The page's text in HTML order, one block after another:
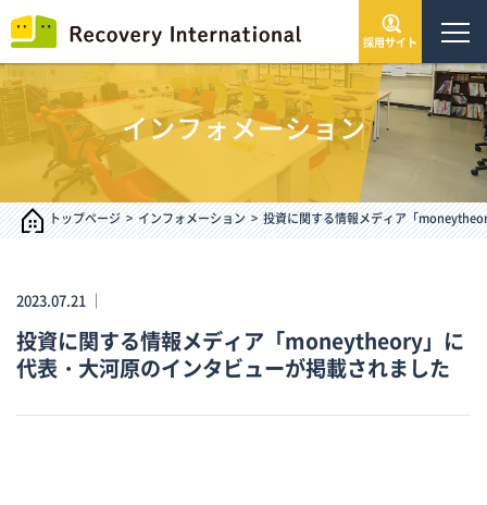
トップページ
会社情報
サービス・事業
インフォメーション
採用情報
採用サイト
インフォメーション
トップページ インフォメーション 投資に関する情報メディア「
2023.07.21 ｜
投資に関する情報メディア「moneytheory」に
代表・大河原のインタビューが掲載されました